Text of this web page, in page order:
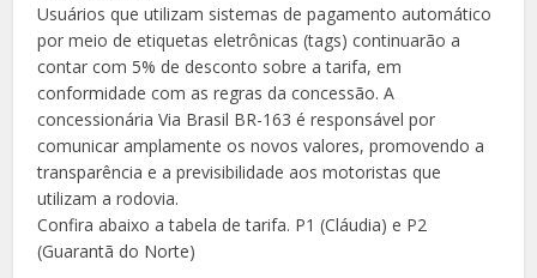
Usuários que utilizam sistemas de pagamento automático
por meio de etiquetas eletrônicas (tags) continuarão a
contar com 5% de desconto sobre a tarifa, em
conformidade com as regras da concessão. A
concessionária Via Brasil BR-163 é responsável por
comunicar amplamente os novos valores, promovendo a
transparência e a previsibilidade aos motoristas que
utilizam a rodovia.
Confira abaixo a tabela de tarifa. P1 (Cláudia) e P2
(Guarantã do Norte)